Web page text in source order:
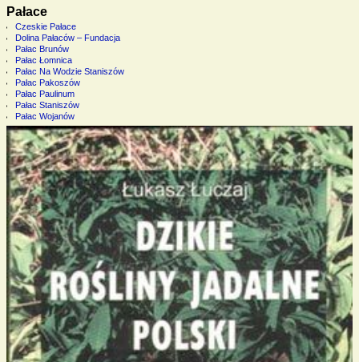
Pałace
Czeskie Pałace
Dolina Pałaców – Fundacja
Pałac Brunów
Pałac Łomnica
Pałac Na Wodzie Staniszów
Pałac Pakoszów
Pałac Paulinum
Pałac Staniszów
Pałac Wojanów